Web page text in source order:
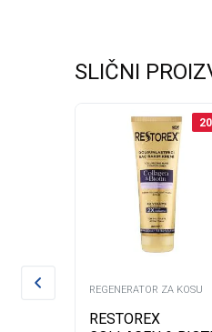
SLIČNI
20
REGENERATOR ZA KOSU
RESTOREX